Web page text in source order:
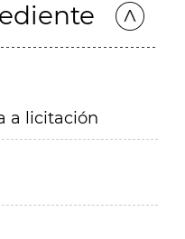
a licitación